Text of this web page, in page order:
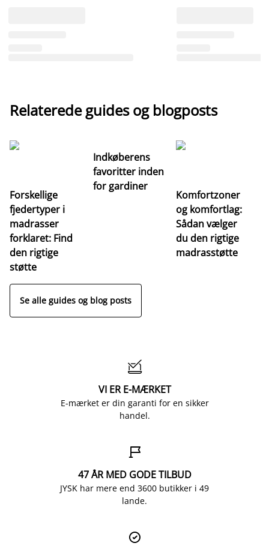
Relaterede guides og blogposts
Forskellige
fjedertyper i
madrasser
forklaret: Find
den rigtige
støtte
Indkøberens
favoritter inden
for gardiner
Komfortzoner
og komfortlag:
Sådan vælger
du den rigtige
madrasstøtte
Se alle guides og blog posts

VI ER E-MÆRKET
E-mærket er din garanti for en sikker
handel.

47 ÅR MED GODE TILBUD
JYSK har mere end 3600 butikker i 49
lande.
